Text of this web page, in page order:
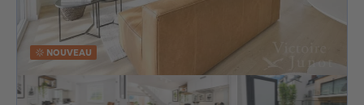
NOUVEAU